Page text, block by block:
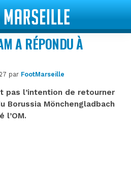
A RÉPONDU À
par FootMarseille
pas l’intention de retourner
Borussia Mönchengladbach
l’OM.